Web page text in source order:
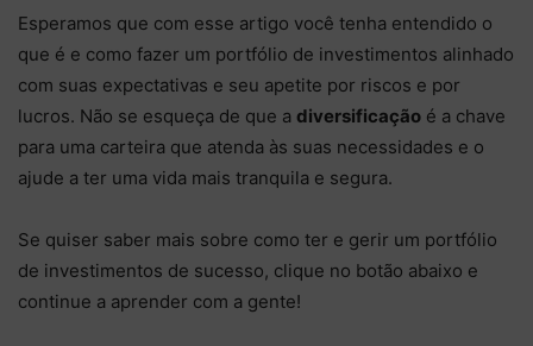
Esperamos que com esse artigo você tenha entendido o
que é e como fazer um portfólio de investimentos alinhado
com suas expectativas e seu apetite por riscos e por
lucros. Não se esqueça de que a diversificação é a chave
para uma carteira que atenda às suas necessidades e o
ajude a ter uma vida mais tranquila e segura.
Se quiser saber mais sobre como ter e gerir um portfólio
de investimentos de sucesso, clique no botão abaixo e
continue a aprender com a gente!